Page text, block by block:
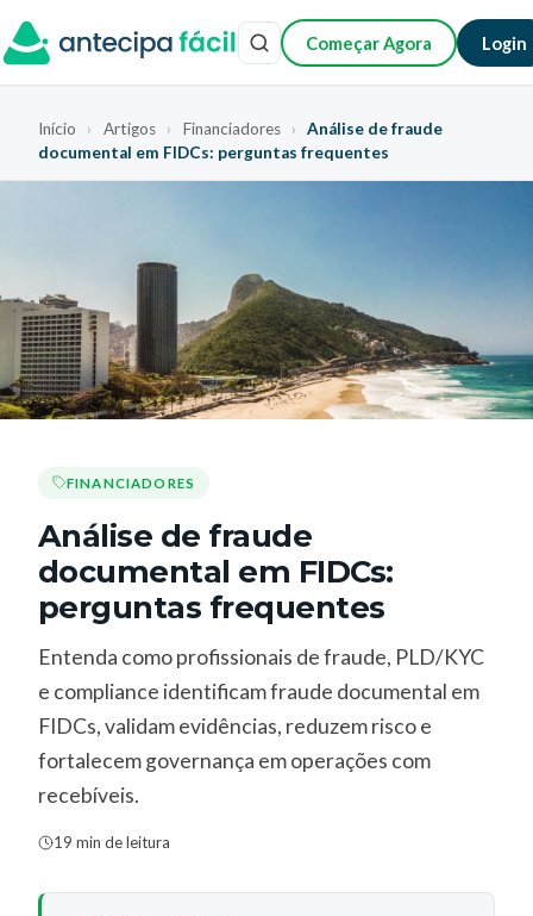
Começar Agora Login
Início › Artigos › Financiadores ›
Análise de fraude
documental em FIDCs: perguntas frequentes
FINANCIADORES
Análise de fraude
documental em FIDCs:
perguntas frequentes
Entenda como profissionais de fraude, PLD/KYC
e compliance identificam fraude documental em
FIDCs, validam evidências, reduzem risco e
fortalecem governança em operações com
recebíveis.
19 min de leitura